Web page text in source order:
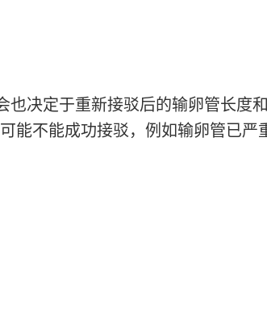
决定于重新接驳后的输卵管长度
能不能成功接驳，例如输卵管已严